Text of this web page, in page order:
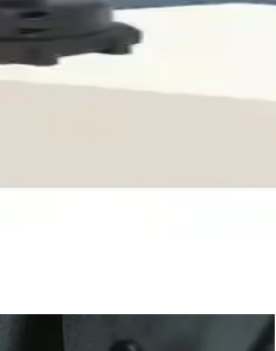
bahçenizde profesyonel pişirme
Hortum Seti Yüksek